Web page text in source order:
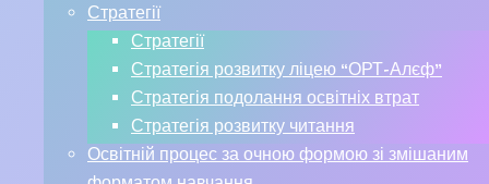
Стратегії
Стратегії
Стратегія розвитку ліцею “ОРТ-Алєф”
Стратегія подолання освітніх втрат
Стратегія розвитку читання
Освітній процес за очною формою зі змішаним